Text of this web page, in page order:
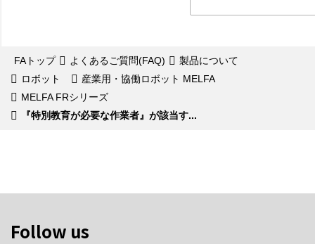
FAトップ よくあるご質問(FAQ)
製品について
ロボット
産業用・協働ロボット MELFA
MELFA FRシリーズ
『特別教育が必要な作業者』が該当す...
Follow us